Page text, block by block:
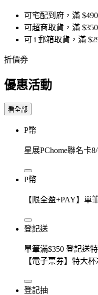
可宅配到府，滿
可超商取貨，滿
可 i 郵箱取貨，滿
折價券
優惠活動
看全部
P幣
星展PChome聯名卡
P幣
【限全盈+PAY】單
登記送
單筆滿$350 登記送
【電子票券】特大
登記抽